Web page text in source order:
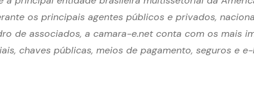
os principais agentes públicos e privados,
de associados, a camara-e.net conta com os mais
chaves públicas, meios de pagamento, seguros e